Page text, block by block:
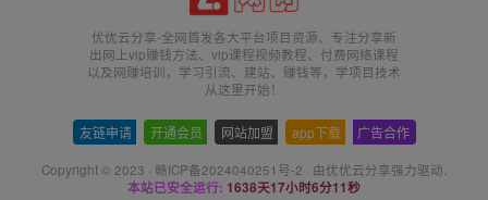
优优云分享-全网首发各大平台项目资源、专注分享新
出网上vip赚钱方法、vip课程视频教程、付费网络课程
以及网赚培训，学习引流、建站、赚钱等，学项目技术
从这里开始！
友链申请 开通会员 网站加盟 app下载 广告合作
Copyright © 2023 · 赣ICP备2024040251号-2 · 由优优云分享强力驱动.
本站已安全运行: 1638天17小时6分11秒